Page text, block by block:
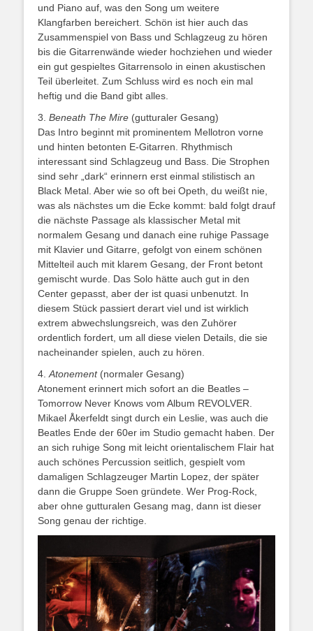
und Piano auf, was den Song um weitere
Klangfarben bereichert. Schön ist hier auch das
Zusammenspiel von Bass und Schlagzeug zu hören
bis die Gitarrenwände wieder hochziehen und wieder
ein gut gespieltes Gitarrensolo in einen akustischen
Teil überleitet. Zum Schluss wird es noch ein mal
heftig und die Band gibt alles.
3. Beneath The Mire (gutturaler Gesang)
Das Intro beginnt mit prominentem Mellotron vorne
und hinten betonten E-Gitarren. Rhythmisch
interessant sind Schlagzeug und Bass. Die Strophen
sind sehr „dark“ erinnern erst einmal stilistisch an
Black Metal. Aber wie so oft bei Opeth, du weißt nie,
was als nächstes um die Ecke kommt: bald folgt drauf
die nächste Passage als klassischer Metal mit
normalem Gesang und danach eine ruhige Passage
mit Klavier und Gitarre, gefolgt von einem schönen
Mittelteil auch mit klarem Gesang, der Front betont
gemischt wurde. Das Solo hätte auch gut in den
Center gepasst, aber der ist quasi unbenutzt. In
diesem Stück passiert derart viel und ist wirklich
extrem abwechslungsreich, was den Zuhörer
ordentlich fordert, um all diese vielen Details, die sie
nacheinander spielen, auch zu hören.
4. Atonement(normaler Gesang)
Atonement erinnert mich sofort an die Beatles –
Tomorrow Never Knows vom Album REVOLVER.
Mikael Åkerfeldt singt durch ein Leslie, was auch die
Beatles Ende der 60er im Studio gemacht haben. Der
an sich ruhige Song mit leicht orientalischem Flair hat
auch schönes Percussion seitlich, gespielt vom
damaligen Schlagzeuger Martin Lopez, der später
dann die Gruppe Soen gründete. Wer Prog-Rock,
aber ohne gutturalen Gesang mag, dann ist dieser
Song genau der richtige.